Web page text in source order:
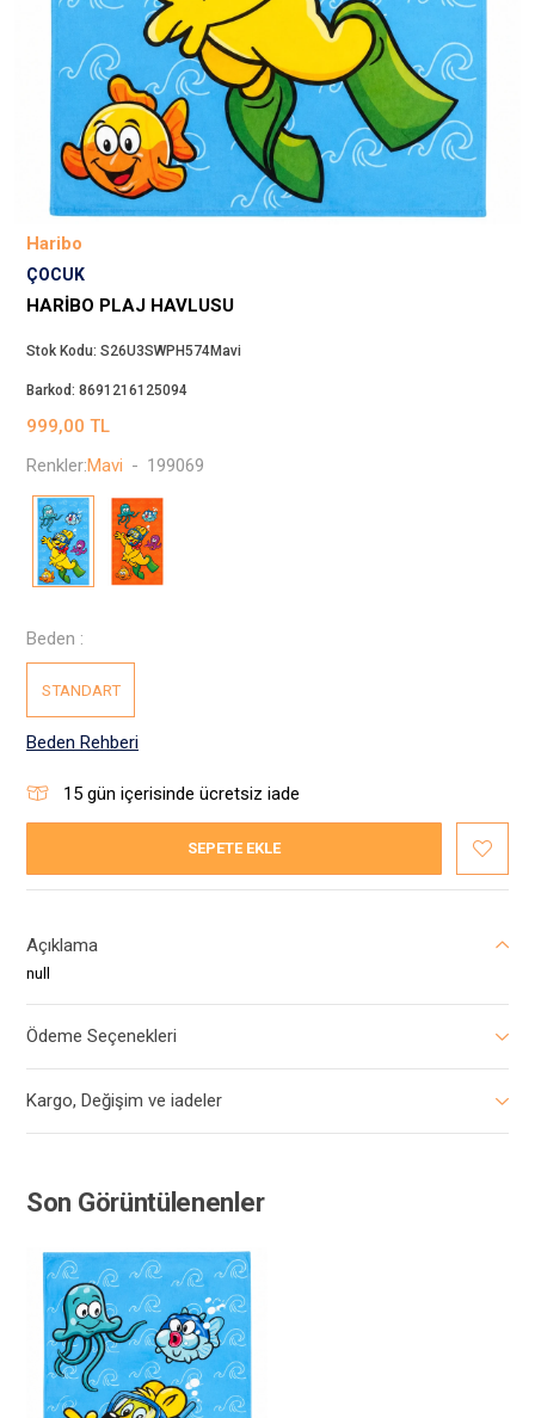
Haribo
ÇOCUK
HARIBO PLAJ HAVLUSU
Stok Kodu: S26U3SWPH574Mavi
Barkod: 8691216125094
999,00 TL
Beden Rehberi
Beden :
STANDART
15 gün içerisinde ücretsiz iade
Renkler:Mavi - 199069
SEPETE EKLE
Açıklama
null
Ödeme Seçenekleri
Kargo, Değişim ve iadeler
Son Görüntülenenler
Converse
Benetton
Jack & Jones
Gap
Koton
Lee
Only
Nike
Levi`s
Erke